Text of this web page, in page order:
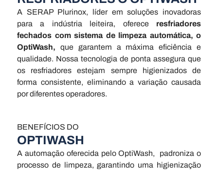
A SERAP Plurinox, líder em soluções inovadoras
para a indústria leiteira, oferece resfriadores
fechados com sistema de limpeza automática, o
OptiWash, que garantem a máxima eficiência e
qualidade. Nossa tecnologia de ponta assegura que
os resfriadores estejam sempre higienizados de
forma consistente, eliminando a variação causada
por diferentes operadores.
BENEFÍCIOS DO
OPTIWASH
A automação oferecida pelo OptiWash, padroniza o
processo de limpeza, garantindo uma higienização